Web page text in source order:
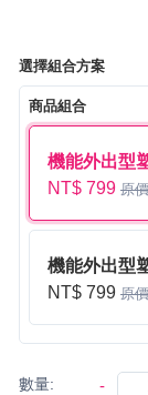
選擇組合方案
商品組合
機能外出型
NT$ 799 原
機能外出型
NT$ 799 原
數量: -